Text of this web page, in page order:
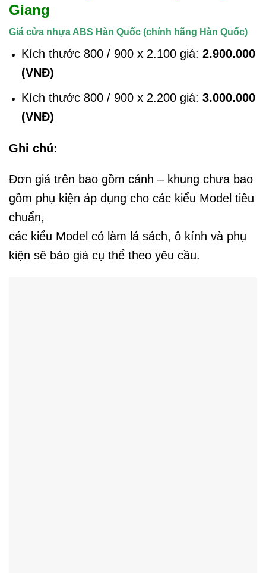
Giang
Giá cửa nhựa ABS Hàn Quốc (chính hãng Hàn Quốc)
Kích thước 800 / 900 x 2.100 giá: 2.900.000
(VNĐ)
Kích thước 800 / 900 x 2.200 giá: 3.000.000
(VNĐ)
Ghi chú:
Đơn giá trên bao gồm cánh – khung chưa bao
gồm phụ kiện áp dụng cho các kiểu Model tiêu
chuẩn,
các kiểu Model có làm lá sách, ô kính và phụ
kiện sẽ báo giá cụ thể theo yêu cầu.